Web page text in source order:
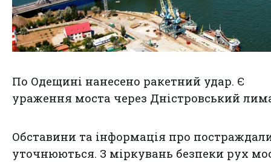
По Одещині нанесено ракетний удар. Є
ураження моста через Дністровський
Обставини та інформація про
уточнюються. З міркувань безпеки рух